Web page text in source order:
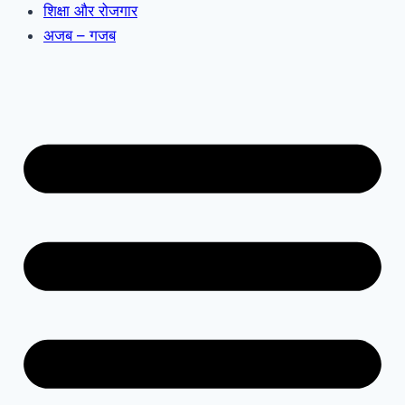
शिक्षा और रोजगार
अजब – गजब